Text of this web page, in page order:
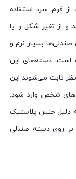
از فوم سرد استفاده
و از تغیر شکل و یا
بسیار نرم و
است. دسته‌های این
ثابت می‌شوند این
شخص وارد شود.
دلیل جنس پلاستیک
بر روی دسته صندلی